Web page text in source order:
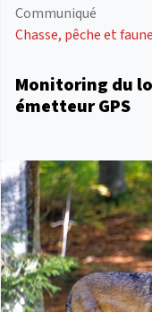
Communiqué
Chasse, pêche et faune
Monitoring du
émetteur GPS